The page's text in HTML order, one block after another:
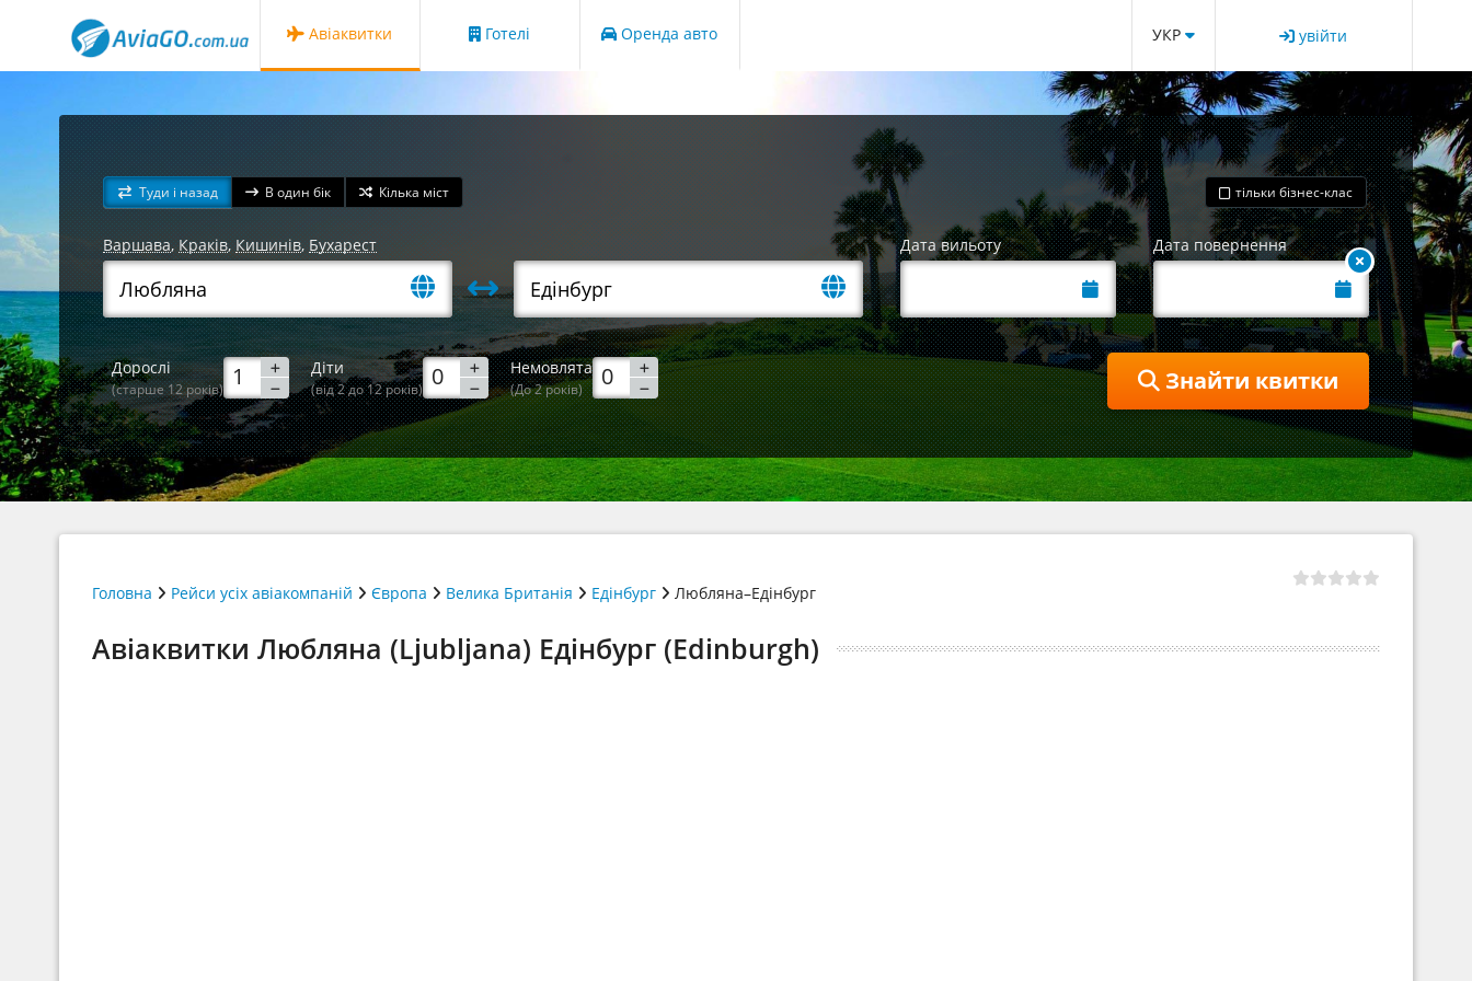
Авіаквитки Готелі Оренда авто УКР увійти
Туди і назад В один бік Кілька міст тільки бізнес-клас
Варшава,Краків, Кишинів, Бухарест Дата вильоту Дата повернення
Дорослі
(старше 12 років)
Діти
(від 2 до 12 років)
Немовлята
(До 2 років) Знайти квитки
Головна Рейси усіх авіакомпаній Європа Велика Британія Едінбург Любляна–Едінбург
Авіаквитки Любляна (Ljubljana) Едінбург (Edinburgh)